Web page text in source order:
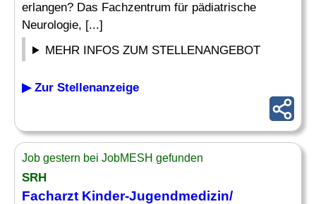
erlangen? Das Fachzentrum für pädiatrische
Neurologie, [...]
MEHR INFOS ZUM STELLENANGEBOT
▶ Zur Stellenanzeige
Job gestern bei JobMESH gefunden
SRH
Facharzt Kinder-Jugendmedizin/